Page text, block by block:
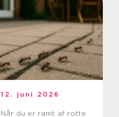
12. juni 2026
Når du er ramt af rotte